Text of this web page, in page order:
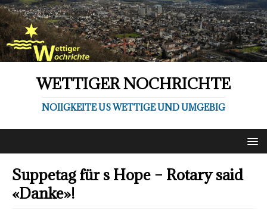
WETTIGER NOCHRICHTE
NOIIGKEITE US WETTIGE UND UMGEBIG
Suppetag für s Hope – Rotary said
«Danke»!